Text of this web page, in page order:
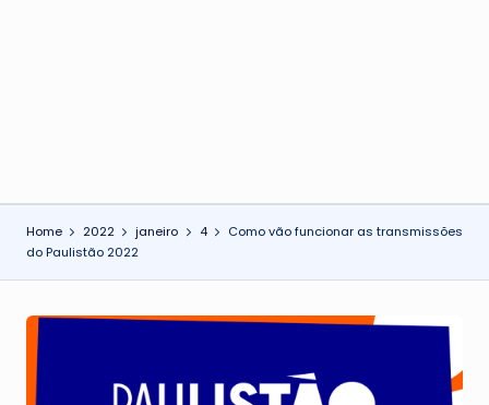
Home 2022 janeiro 4
Como vão funcionar as transmissões
do Paulistão 2022